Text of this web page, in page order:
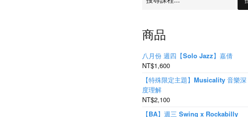
商品
八月份 週四【Solo Jazz】嘉倩
NT$1,600
【特殊限定主題】Musicality 音樂深
度理解
NT$2,100
【BA】週三 Swing x Rockabilly